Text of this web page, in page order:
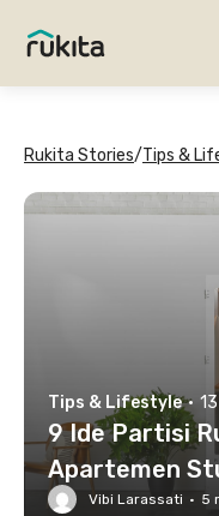
Rukita Stories/Tips &
Tips & Lifestyle ·
9 Ide Partisi
Apartemen
Vibi Larassati · 5